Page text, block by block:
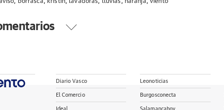
Diario Vasco
El Comercio
Ideal
Leonoticias
Burgosconecta
Salamancahoy